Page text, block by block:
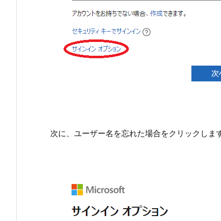
次に、ユーザー名を忘れた場合をクリックしま